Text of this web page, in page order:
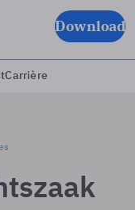
Download
Carrière